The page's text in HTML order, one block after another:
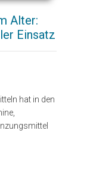
Alter:
Einsatz
hat in den